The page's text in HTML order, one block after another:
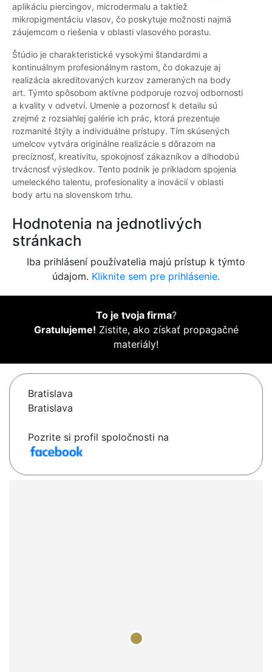
aplikáciu piercingov, microdermalu a taktiež
mikropigmentáciu vlasov, čo poskytuje možnosti najmä
záujemcom o riešenia v oblasti vlasového porastu.
Štúdio je charakteristické vysokými štandardmi a
kontinuálnym profesionálnym rastom, čo dokazuje aj
realizácia akreditovaných kurzov zameraných na body
art. Týmto spôsobom aktívne podporuje rozvoj odbornosti
a kvality v odvetví. Umenie a pozornosť k detailu sú
zrejmé z rozsiahlej galérie ich prác, ktorá prezentuje
rozmanité štýly a individuálne prístupy. Tím skúsených
umelcov vytvára originálne realizácie s dôrazom na
precíznosť, kreativitu, spokojnosť zákazníkov a dlhodobú
trvácnosť výsledkov. Tento podnik je príkladom spojenia
umeleckého talentu, profesionality a inovácií v oblasti
body artu na slovenskom trhu.
Hodnotenia na jednotlivých
stránkach
Iba prihlásení používatelia majú prístup k týmto
údajom. Kliknite sem pre prihlásenie.
To je tvoja firma?
Gratulujeme! Zistite, ako získať propagačné
materiály!
Bratislava
Bratislava
Pozrite si profil spoločnosti na